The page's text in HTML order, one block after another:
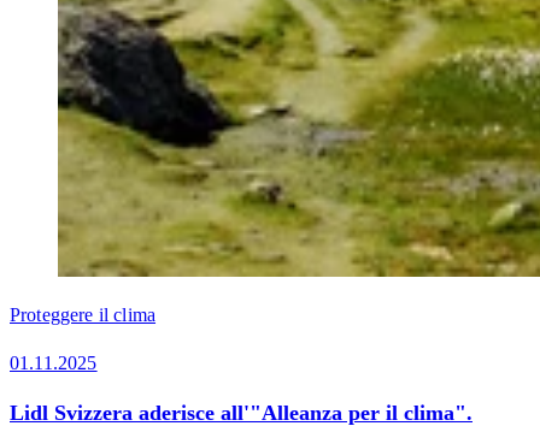
Proteggere il clima
01.11.2025
Lidl Svizzera aderisce all'"Alleanza per il clima".